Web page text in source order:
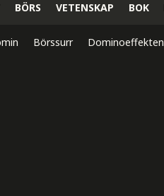
BÖRS VETENSKAP BOK
Börssurr Dominoeffekten